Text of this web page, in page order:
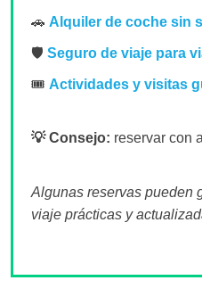
🚗 Alquiler de coche sin
🛡️ Seguro de viaje para
🎟️ Actividades y visitas
💡 Consejo: reservar con
Algunas reservas pueden
viaje prácticas y